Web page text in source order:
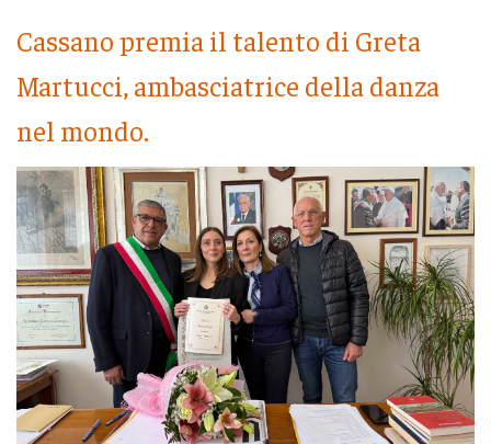
Cassano premia il talento di Greta
Martucci, ambasciatrice della danza
nel mondo.